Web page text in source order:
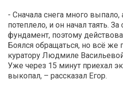
- Сначала снега много выпало,
потеплело, и он начал таять.
фундамент, поэтому
Боялся обращаться, но всё же
куратору Людмиле
Уже через 15 минут приехал
выкопал, – рассказал Егор.